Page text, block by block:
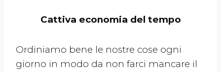
Cattiva economia del tempo
Ordiniamo bene le nostre cose ogni
giorno in modo da non farci mancare il